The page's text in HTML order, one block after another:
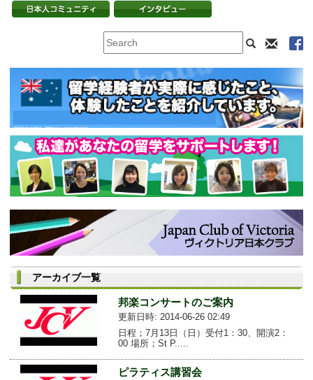
アーカイブ一覧
邦楽コンサートのご案内
更新日時: 2014-06-26 02:49
日程；7月13日（日）受付1：30、開演2：
00 場所；St P.....
ピラティス講習会